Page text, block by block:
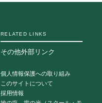
RELATED LINKS
その他外部リンク
個人情報保護への取り組み
このサイトについて
採用情報